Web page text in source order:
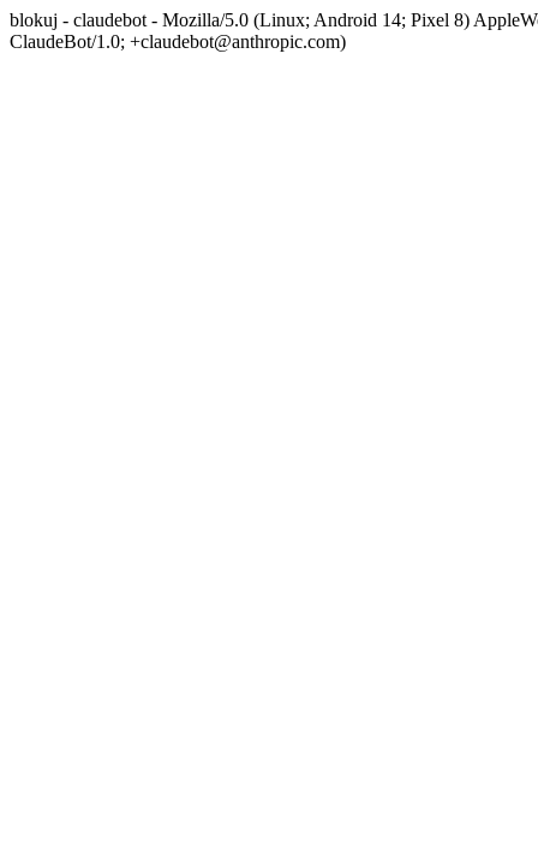
blokuj - claudebot - Mozilla/5.0 (Linux; Android 14; Pixel 8)
ClaudeBot/1.0; +claudebot@anthropic.com)